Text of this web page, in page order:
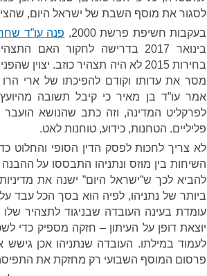
לסגור את מוסף השבת של ישראל היום,
בעקבות חשיפת פרשת 2000,
פנה עו”ד
בינואר 2017 בדרישה לחקור
בחירות 2015 לא היה תצהיר כוזב.
מסר את עדותו וקודם להפיכתו של ארי
אמר עו”ד בן מאיר כי קיבל תשובה
לפרקליט המדינה, וזה כתב שהנושא הועבר
פליליים. הטחנות, כידוע, טוחנות לאט.
לא צריך לחכות לפסק הדין הסופי והחלוט
השיחות בין מוזס ונתניהו התבססו על ההבנה
להביא לכך ש”ישראל היום” ישנה את
ביותר של נתניהו, לפיה הוא בסך הכל עבד
עומדת בעינה העובדה שבניגוד לתצהיר
יוצאת דופן על העיתון – חזקה מספיק כדי
לעמוד במילתו. העובדה שנתניהו אכן
פרסום המוסף השבועי רק מחזקת את